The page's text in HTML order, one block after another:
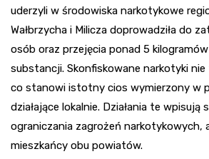
uderzyli w środowiska narkotykowe
Wałbrzycha i Milicza doprowadziła do
osób oraz przejęcia ponad 5
substancji. Skonfiskowane narkotyki
co stanowi istotny cios wymierzony w
działające lokalnie. Działania te wpisują
ograniczania zagrożeń narkotykowych,
mieszkańcy obu powiatów.